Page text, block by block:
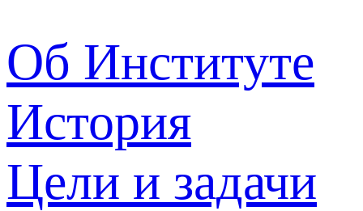
Об Институте
История
Цели и задачи